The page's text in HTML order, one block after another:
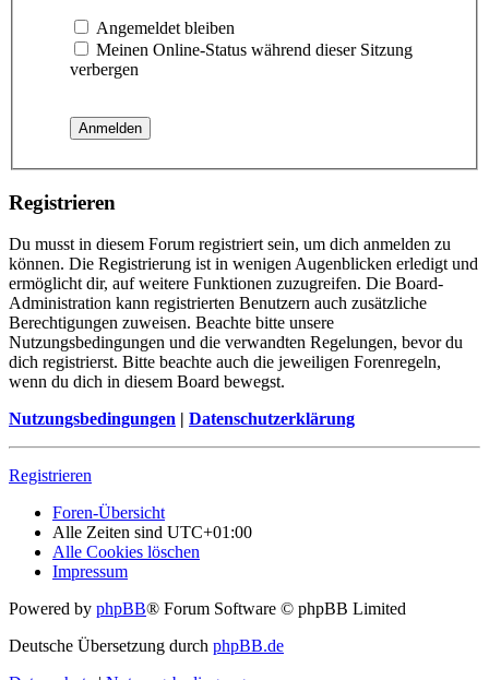
Angemeldet bleiben
Meinen Online-Status während dieser Sitzung
verbergen
Registrieren
Du musst in diesem Forum registriert sein, um dich anmelden zu
können. Die Registrierung ist in wenigen Augenblicken erledigt und
ermöglicht dir, auf weitere Funktionen zuzugreifen. Die Board-
Administration kann registrierten Benutzern auch zusätzliche
Berechtigungen zuweisen. Beachte bitte unsere
Nutzungsbedingungen und die verwandten Regelungen, bevor du
dich registrierst. Bitte beachte auch die jeweiligen Forenregeln,
wenn du dich in diesem Board bewegst.
Nutzungsbedingungen | Datenschutzerklärung
Registrieren
Foren-Übersicht
Alle Zeiten sind UTC+01:00
Alle Cookies löschen
Impressum
Powered by phpBB® Forum Software © phpBB Limited
Deutsche Übersetzung durch phpBB.de